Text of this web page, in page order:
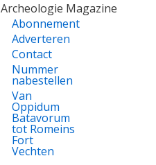
Archeologie Magazine
Abonnement
Adverteren
Contact
Nummer
nabestellen
Van
Oppidum
Batavorum
tot Romeins
Fort
Vechten